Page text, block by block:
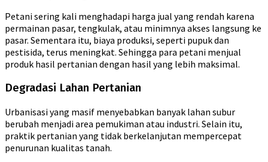
Petani sering kali menghadapi harga jual yang rendah karena
permainan pasar, tengkulak, atau minimnya akses langsung ke
pasar. Sementara itu, biaya produksi, seperti pupuk dan
pestisida, terus meningkat. Sehingga para petani menjual
produk hasil pertanian dengan hasil yang lebih maksimal.
Degradasi Lahan Pertanian
Urbanisasi yang masif menyebabkan banyak lahan subur
berubah menjadi area pemukiman atau industri. Selain itu,
praktik pertanian yang tidak berkelanjutan mempercepat
penurunan kualitas tanah.